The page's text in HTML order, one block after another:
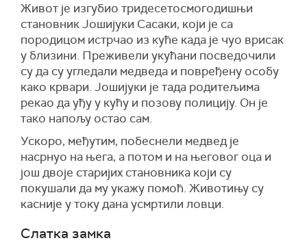
Живот је изгубио тридесетосмогодишњи
становник Јошијуки Сасаки, који је са
породицом истрчао из куће када је чуо врисак
у близини. Преживели укућани посведочили
су да су угледали медведа и повређену особу
како крвари. Јошијуки је тада родитељима
рекао да уђу у кућу и позову полицију. Он је
тако напољу остао сам.
Ускоро, међутим, побеснели медвед је
насрнуо на њега, а потом и на његовог оца и
још двоје старијих становника који су
покушали да му укажу помоћ. Животињу су
касније у току дана усмртили ловци.
Слатка замка